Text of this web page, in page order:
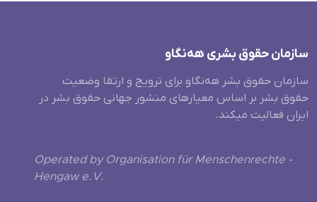
سازمان حقوق بشری هەنگاو
سازمان حقوق بشر هه‌نگاو برای ترویج و ارتقا وضعیت
حقوق بشر بر اساس معیارهای منشور جهانی حقوق بشر در
ایران فعالیت میکند.
Operated by Organisation für Menschenrechte -
Hengaw e.V.